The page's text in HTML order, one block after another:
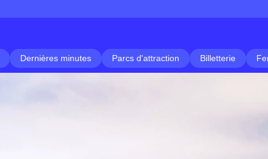
Dernières minutes Parcs d'attraction Billetterie